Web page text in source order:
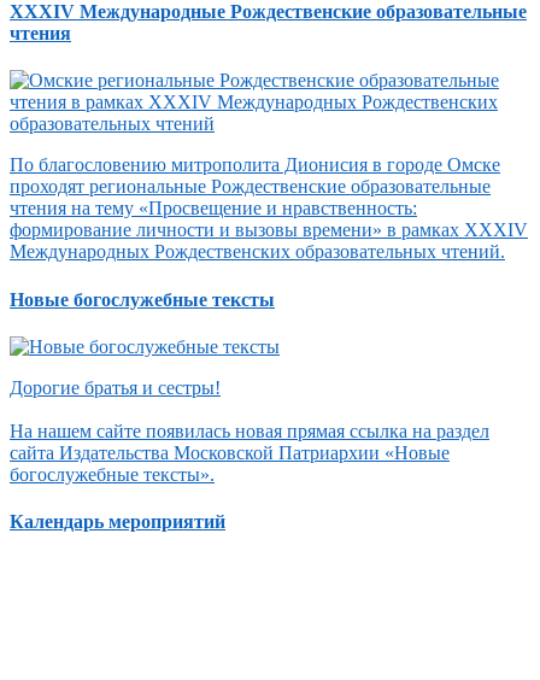
XXXIV Международные Рождественские образовательные
чтения
По благословению митрополита Дионисия в городе Омске
проходят региональные Рождественские образовательные
чтения на тему «Просвещение и нравственность:
формирование личности и вызовы времени» в рамках XXXIV
Международных Рождественских образовательных чтений.
Новые богослужебные тексты
Дорогие братья и сестры!
На нашем сайте появилась новая прямая ссылка на раздел
сайта Издательства Московской Патриархии «Новые
богослужебные тексты».
Календарь мероприятий